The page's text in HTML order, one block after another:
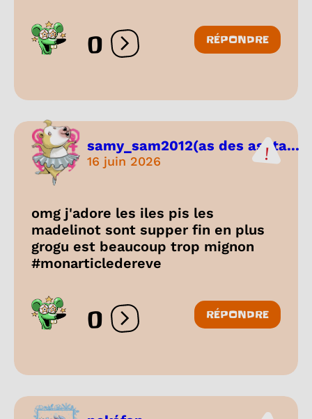
0 Ouvrir les réactions
RÉPONDRE
samy_sam2012(as des ashta...
16 juin 2026
omg j'adore les iles pis les
madelinot sont supper fin en plus
grogu est beaucoup trop mignon
#monarticledereve
0 Ouvrir les réactions
RÉPONDRE